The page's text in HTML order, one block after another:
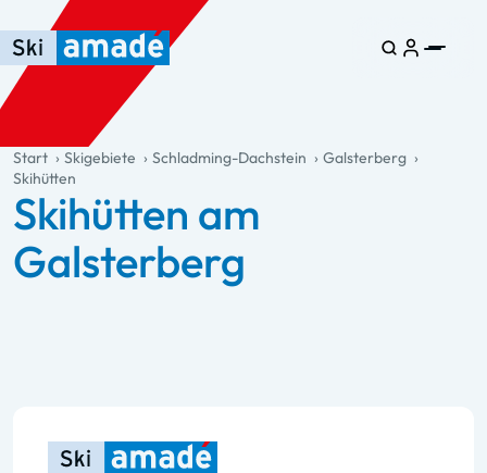
Zum Haupt-Inhalt springen
Springe zur Tabelle
Zur Haupt-Navigation springen
general.table-of-content
Start Skigebiete Schladming-Dachstein
Galsterberg
Skihütten
Skihütten am
Galsterberg